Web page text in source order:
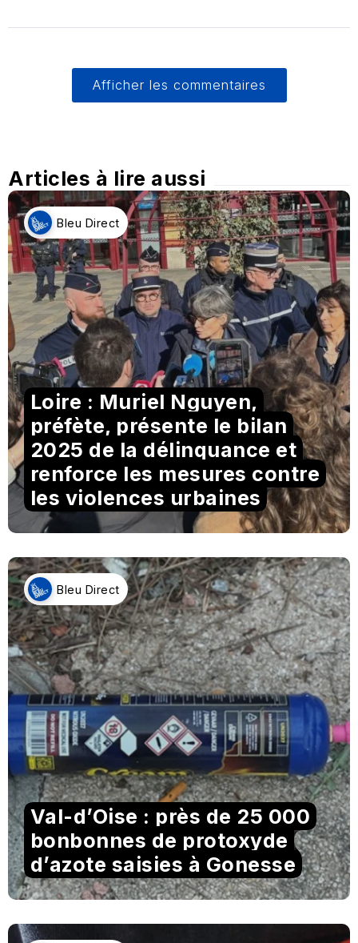
Afficher les commentaires
Articles à lire aussi
Bleu Direct
Loire : Muriel Nguyen,
préfète, présente le bilan
2025 de la délinquance et
renforce les mesures contre
les violences urbaines
Bleu Direct
Val-d’Oise : près de 25 000
bonbonnes de protoxyde
d’azote saisies à Gonesse